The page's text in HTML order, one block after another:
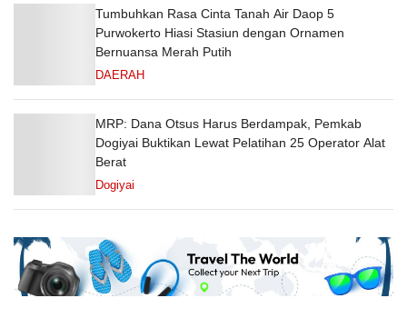
Tumbuhkan Rasa Cinta Tanah Air Daop 5
Purwokerto Hiasi Stasiun dengan Ornamen
Bernuansa Merah Putih
DAERAH
MRP: Dana Otsus Harus Berdampak, Pemkab
Dogiyai Buktikan Lewat Pelatihan 25 Operator Alat
Berat
Dogiyai